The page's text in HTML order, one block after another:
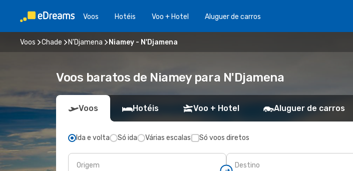
Voos Hotéis Voo + Hotel Aluguer de carros
Voos Chade N'Djamena Niamey - N'Djamena
Voos baratos de Niamey para N'Djamena
Voos Hotéis Voo + Hotel Aluguer de carros
Ida e volta Só ida Várias escalas Só voos diretos
Origem Destino